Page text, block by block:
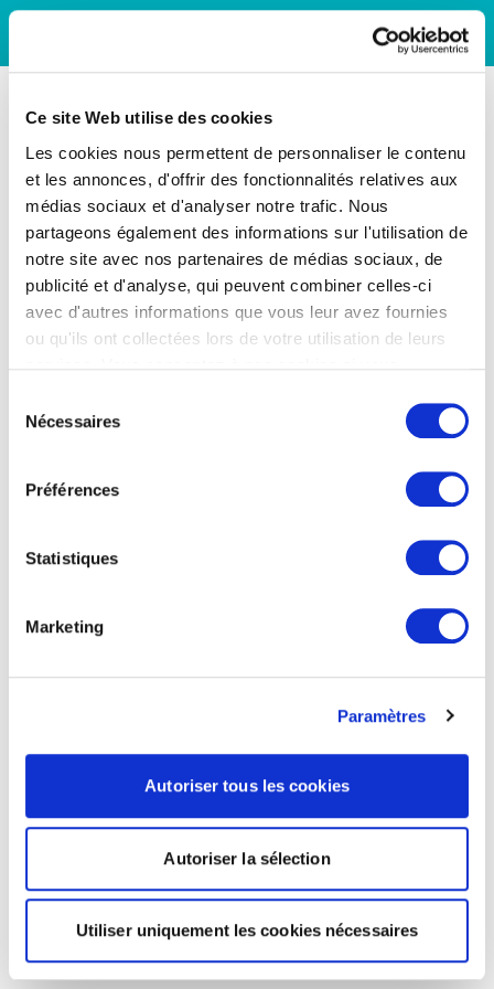
Ce site Web utilise des cookies
Les cookies nous permettent de personnaliser le contenu
et les annonces, d'offrir des fonctionnalités relatives aux
médias sociaux et d'analyser notre trafic. Nous
partageons également des informations sur l'utilisation de
notre site avec nos partenaires de médias sociaux, de
publicité et d'analyse, qui peuvent combiner celles-ci
avec d'autres informations que vous leur avez fournies
ou qu'ils ont collectées lors de votre utilisation de leurs
Nécessaires
Préférences
Statistiques
Marketing
Paramètres
Autoriser tous les cookies
Autoriser la sélection
Utiliser uniquement les cookies nécessaires